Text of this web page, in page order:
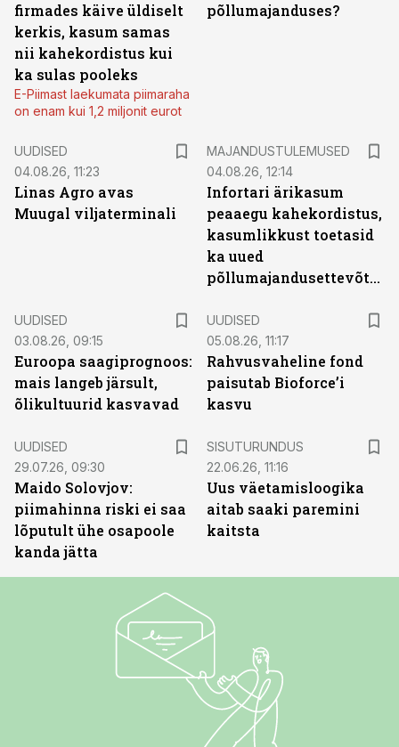
firmades käive üldiselt
kerkis, kasum samas
nii kahekordistus kui
ka sulas pooleks
E-Piimast laekumata piimaraha
on enam kui 1,2 miljonit eurot
põllumajanduses?
UUDISED
04.08.26, 11:23
Linas Agro avas
Muugal viljaterminali
MAJANDUSTULEMUSED
04.08.26, 12:14
Infortari ärikasum
peaaegu kahekordistus,
kasumlikkust toetasid
ka uued
põllumajandusettevõtted
UUDISED
03.08.26, 09:15
Euroopa saagiprognoos:
mais langeb järsult,
õlikultuurid kasvavad
UUDISED
05.08.26, 11:17
Rahvusvaheline fond
paisutab Bioforce’i
kasvu
UUDISED
29.07.26, 09:30
Maido Solovjov:
piimahinna riski ei saa
lõputult ühe osapoole
kanda jätta
SISUTURUNDUS
22.06.26, 11:16
Uus väetamisloogika
aitab saaki paremini
kaitsta